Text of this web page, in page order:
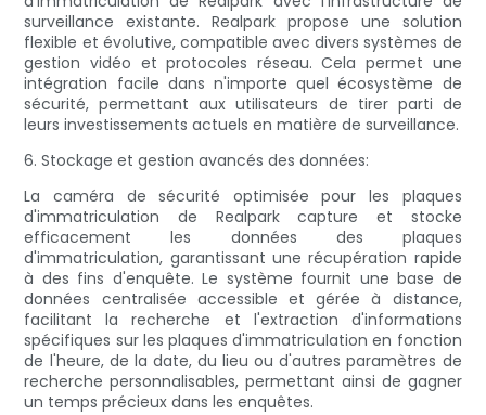
surveillance existante. Realpark propose une solution
flexible et évolutive, compatible avec divers systèmes de
gestion vidéo et protocoles réseau. Cela permet une
intégration facile dans n'importe quel écosystème de
sécurité, permettant aux utilisateurs de tirer parti de
leurs investissements actuels en matière de surveillance.
6. Stockage et gestion avancés des données:
La caméra de sécurité optimisée pour les plaques
d'immatriculation de Realpark capture et stocke
efficacement les données des plaques
d'immatriculation, garantissant une récupération rapide
à des fins d'enquête. Le système fournit une base de
données centralisée accessible et gérée à distance,
facilitant la recherche et l'extraction d'informations
spécifiques sur les plaques d'immatriculation en fonction
de l'heure, de la date, du lieu ou d'autres paramètres de
recherche personnalisables, permettant ainsi de gagner
un temps précieux dans les enquêtes.